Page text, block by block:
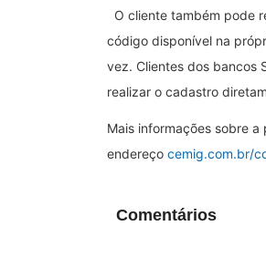
O cliente também pode
código disponível na
vez. Clientes dos bancos
realizar o cadastro
Mais informações sobre
endereço cemig.com.br/
Comentários